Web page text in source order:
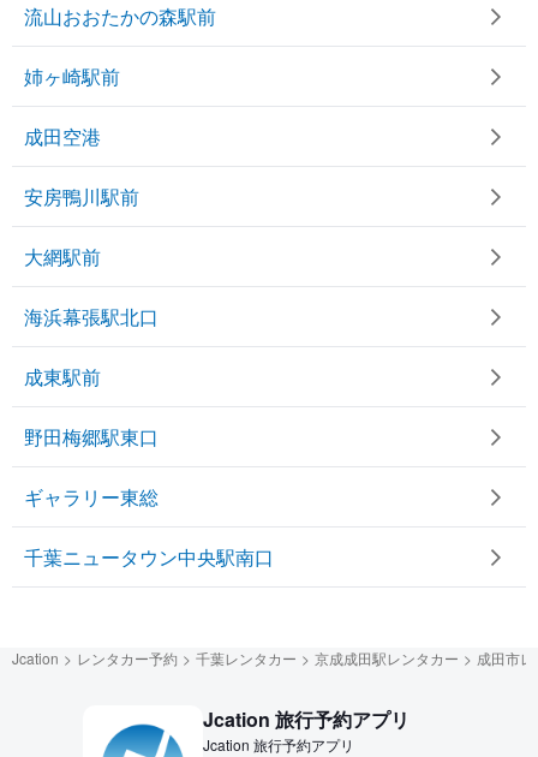
流山おおたかの森駅前
姉ヶ崎駅前
成田空港
安房鴨川駅前
大網駅前
海浜幕張駅北口
成東駅前
野田梅郷駅東口
ギャラリー東総
千葉ニュータウン中央駅南口
Jcation レンタカー予約 千葉レンタカー 京成成田駅レンタカー 成田市
Jcation 旅行予約アプリ
Jcation 旅行予約アプリ